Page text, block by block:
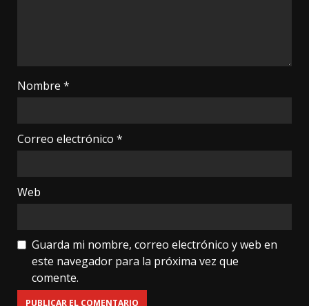
Nombre *
Correo electrónico *
Web
Guarda mi nombre, correo electrónico y web en
este navegador para la próxima vez que
comente.